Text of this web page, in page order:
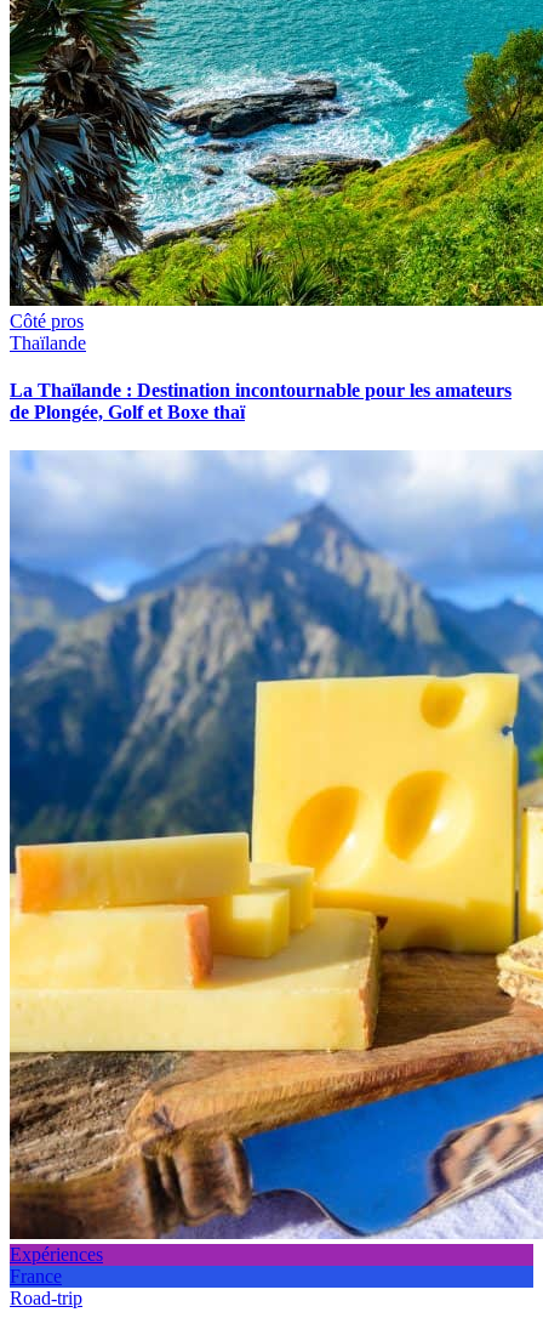
Côté pros
Thaïlande
La Thaïlande : Destination incontournable pour les amateurs
de Plongée, Golf et Boxe thaï
Expériences
France
Road-trip